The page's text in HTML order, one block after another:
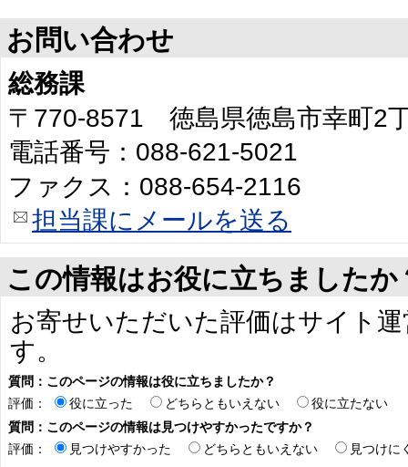
お問い合わせ
総務課
〒770-8571 徳島県徳島市幸町2
電話番号：088-621-5021
ファクス：088-654-2116
担当課にメールを送る
この情報はお役に立ちましたか
お寄せいただいた評価はサイト
す。
質問：このページの情報は役に立ちましたか？
評価：
役に立った どちらともいえない
役に立たない
質問：このページの情報は見つけやすかったですか？
評価：
見つけやすかった どちらともいえない 見つけに